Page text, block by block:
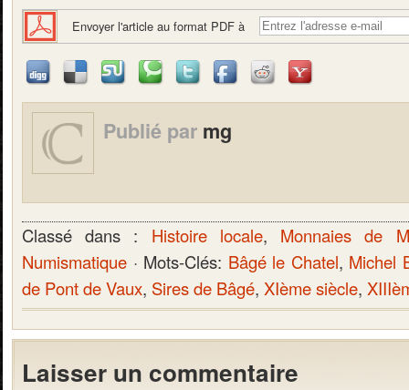
Envoyer l'article au format PDF à
Publié par mg
Classé dans : Histoire locale, Monnaies de
Numismatique · Mots-Clés: Bâgé le Chatel, Michel
de Pont de Vaux, Sires de Bâgé, XIème siècle,
Laisser un commentaire